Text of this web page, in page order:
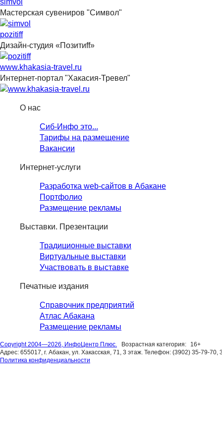
simvol
Мастерская сувениров "Символ"
pozitiff
Дизайн-студия «Позитиff»
www.khakasia-travel.ru
Интернет-портал "Хакасия-Тревел"
О нас
Сиб-Инфо это...
Тарифы на размещение
Вакансии
Интернет-услуги
Разработка web-сайтов в Абакане
Портфолио
Размещение рекламы
Выставки. Презентации
Традиционные выставки
Виртуальные выставки
Участвовать в выставке
Печатные издания
Справочник предприятий
Атлас Абакана
Размещение рекламы
Copyright 2004—2026, ИнфоЦентр Плюс. Возрастная категория:
16+
Адрес: 655017, г. Абакан, ул. Хакасская, 71, 3 этаж. Телефон: (3902) 35-79-
Политика конфиденциальности